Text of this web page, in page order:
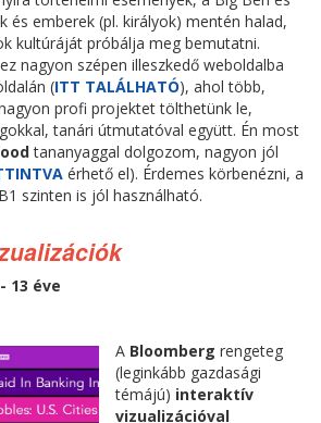
és emberek (pl. királyok) mentén halad,
kultúráját próbálja meg bemutatni.
nagyon szépen illeszkedő weboldalba
(ITT TALÁLHATÓ), ahol több,
profi projektet tölthetünk le,
tanári útmutatóval együtt. Én most
tananyaggal dolgozom, nagyon jól
érhető el). Érdemes körbenézni, a
szinten is jól használható.
13 éve
A Bloombergrengeteg
(leginkább gazdasági
témájú) interaktív
vizualizációval